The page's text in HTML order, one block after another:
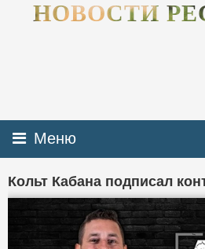
НОВОСТИ
Меню
Кольт Кабана подписал